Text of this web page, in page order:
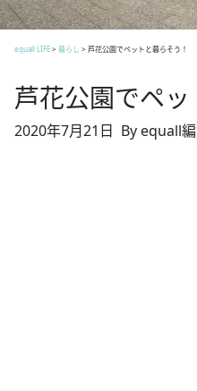
equall LIFE> 暮らし > 芦花公園でペットと暮らそう！
芦花公園でペッ
2020年7月21日 By equall